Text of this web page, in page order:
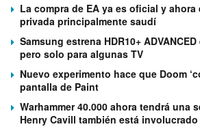
La compra de EA ya es oficial y ahora
privada principalmente saudí
Samsung estrena HDR10+
pero solo para algunas TV
Nuevo experimento hace que Doom
pantalla de Paint
Warhammer 40.000 ahora tendrá una
Henry Cavill también está involucrado